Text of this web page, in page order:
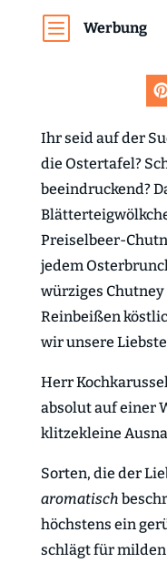
b Werbung
Ihr seid auf der
die Ostertafel?
beeindruckend?
Preiselbeer-
jedem
würziges
Reinbeißen
wir unsere
Herr
absolut auf einer
klitzekleine
Sorten, die der
aromatisch
höchstens ein
schlägt für milden